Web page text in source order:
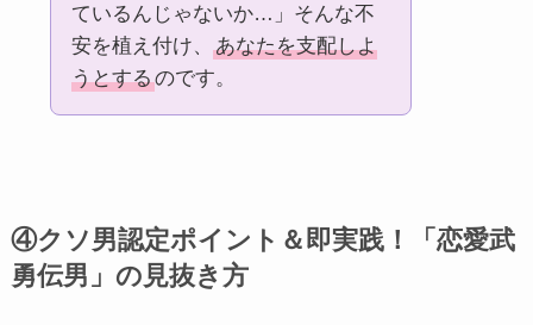
ているんじゃないか…」そんな不
安を植え付け、
あなたを支配しよ
うとするのです。
④クソ男認定ポイント＆即実践！「恋愛武
勇伝男」の見抜き方